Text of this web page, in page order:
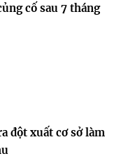
cố sau 7 tháng
đột xuất cơ sở làm